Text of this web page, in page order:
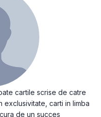
cartile scrise de catre
exclusivitate, carti in limba
de un succes